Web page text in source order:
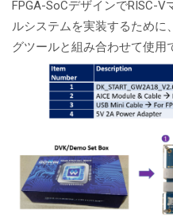
FPGA-SoCデザインでRISC-
ルシステムを実装するために
グツールと組み合わせて使用